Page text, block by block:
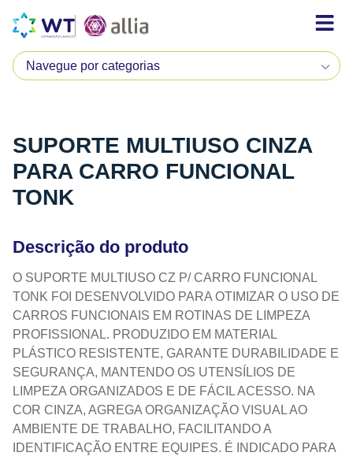
SUPORTE MULTIUSO CINZA
PARA CARRO FUNCIONAL
TONK
Descrição do produto
O SUPORTE MULTIUSO CZ P/ CARRO FUNCIONAL
TONK FOI DESENVOLVIDO PARA OTIMIZAR O USO DE
CARROS FUNCIONAIS EM ROTINAS DE LIMPEZA
PROFISSIONAL. PRODUZIDO EM MATERIAL
PLÁSTICO RESISTENTE, GARANTE DURABILIDADE E
SEGURANÇA, MANTENDO OS UTENSÍLIOS DE
LIMPEZA ORGANIZADOS E DE FÁCIL ACESSO. NA
COR CINZA, AGREGA ORGANIZAÇÃO VISUAL AO
AMBIENTE DE TRABALHO, FACILITANDO A
IDENTIFICAÇÃO ENTRE EQUIPES. É INDICADO PARA